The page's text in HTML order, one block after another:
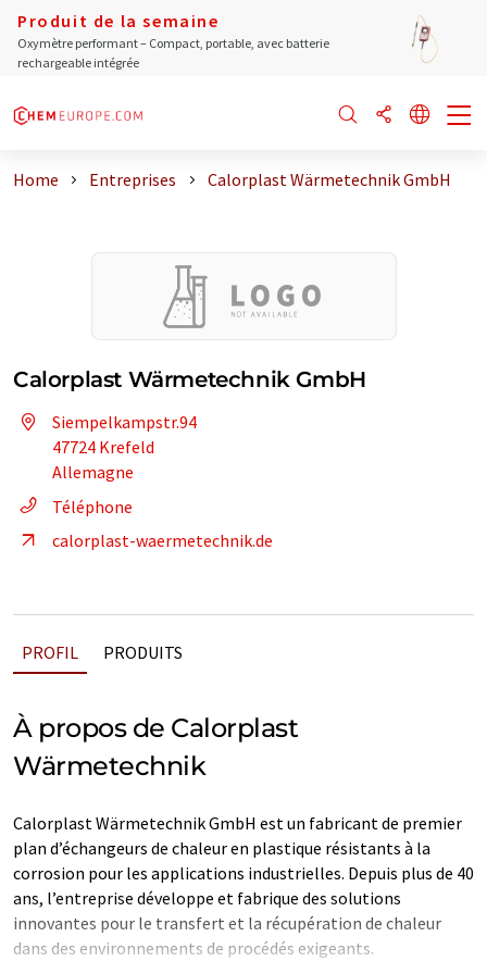
Produit de la semaine
Oxymètre performant – Compact, portable, avec batterie
rechargeable intégrée
Home Entreprises Calorplast Wärmetechnik GmbH
Calorplast Wärmetechnik GmbH
Siempelkampstr.94
47724 Krefeld
Allemagne
Téléphone
calorplast-waermetechnik.de
PROFIL PRODUITS
À propos de Calorplast
Wärmetechnik
Calorplast Wärmetechnik GmbH est un fabricant de premier
plan d’échangeurs de chaleur en plastique résistants à la
corrosion pour les applications industrielles. Depuis plus de 40
ans, l’entreprise développe et fabrique des solutions
innovantes pour le transfert et la récupération de chaleur
dans des environnements de procédés exigeants.